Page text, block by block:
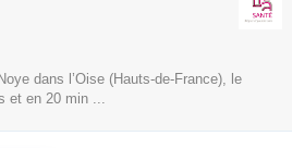
dans l’Oise (Hauts-de-France), le
et en 20 min ...